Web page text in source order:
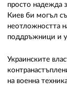
просто надежда
Киев би могъл
неотложността
поддръжници и
Украинските
на военна